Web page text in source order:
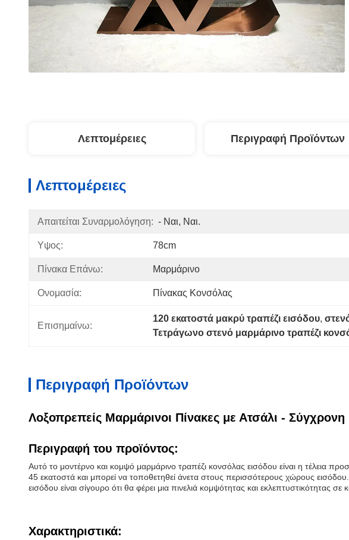
Λεπτομέρειες Περιγραφή Προϊόντων
Λεπτομέρειες
Απαιτείται Συναρμολόγηση: - Ναι, Ναι.
Υψος: 78cm
Πίνακα Επάνω: Μαρμάρινο
Ονομασία: Πίνακας Κονσόλας
Επισημαίνω:
120 εκατοστά μακρύ τραπέζι εισόδου,
Τετράγωνο στενό μαρμάρινο τραπέζι
Περιγραφή Προϊόντων
Λοξοπρεπείς Μαρμάρινοι Πίνακες με Ατσάλι - Σύγχρονη
Περιγραφή του προϊόντος:
Αυτό το μοντέρνο και κομψό μαρμάρινο τραπέζι κονσόλας εισόδου είναι η τέλεια
45 εκατοστά και μπορεί να τοποθετηθεί άνετα στους περισσότερους χώρους
εισόδου είναι σίγουρο ότι θα φέρει μια πινελιά κομψότητας και εκλεπτυστικότητας σε
Χαρακτηριστικά: